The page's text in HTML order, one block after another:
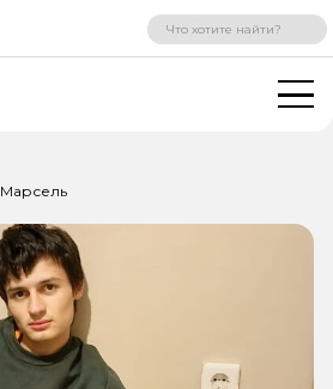
ВХОД РЕГИСТРАЦИЯ
Марсель